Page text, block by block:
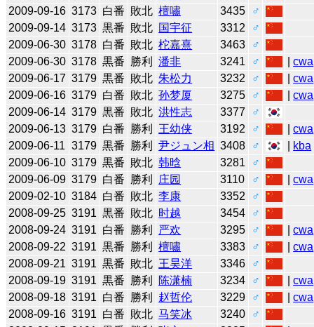
2009-09-16 3173 白番 敗北 檀嘯 3435
♂
2009-09-14 3173 黒番 敗北 国宇征 3312
♂
2009-06-30 3178 白番 敗北 柁嘉熹 3463
♂
2009-06-30 3178 黒番 勝利 潘非 3241 ♂ |cwa
2009-06-17 3179 黒番 敗北 朱松力 3232 ♂ |cwa
2009-06-16 3179 白番 敗北 孙梦厦 3275 ♂ |cwa
2009-06-14 3179 黒番 敗北 洪性志 3377
♂
2009-06-13 3179 白番 勝利 王幼侠 3192 ♂ |cwa
2009-06-11 3179 黒番 勝利 尹ジュン相 3408 ♂ kba
2009-06-10 3179 黒番 敗北 韩晗 3281
♂
2009-06-09 3179 白番 勝利 庄园 3110 ♂ |cwa
2009-02-10 3184 白番 敗北 李康 3352
♂
2008-09-25 3191 黒番 敗北 时越 3454
♂
2008-09-24 3191 白番 勝利 严欢 3295 ♂ |cwa
2008-09-22 3191 黒番 勝利 檀嘯 3383 ♂ |cwa
2008-09-21 3191 黒番 敗北 王昊洋 3346
♂
2008-09-19 3191 黒番 勝利 陈潇楠 3234 ♂ |cwa
2008-09-18 3191 白番 勝利 赵哲伦 3229 ♂ |cwa
2008-09-16 3191 白番 敗北 马笑冰 3240
♂